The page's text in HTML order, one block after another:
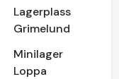
Lagerplass
Grimelund
Minilager
Loppa